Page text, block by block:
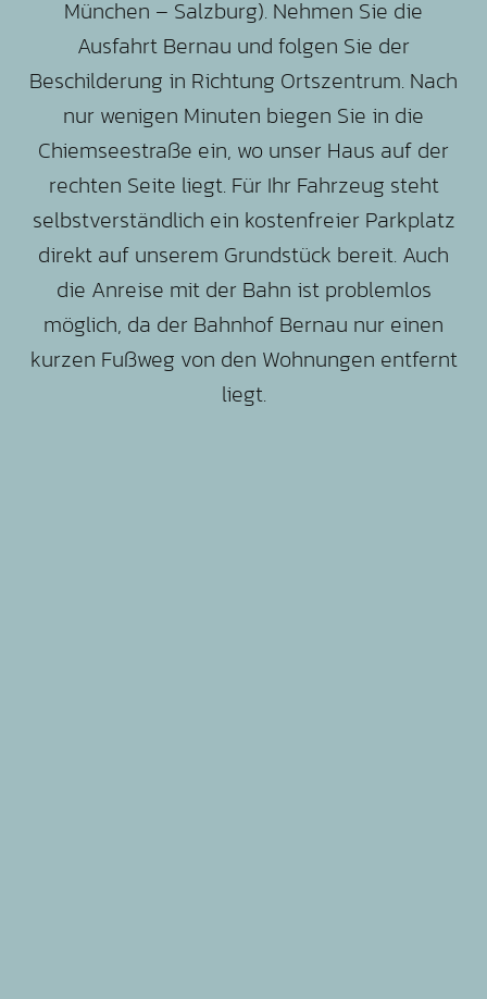
München – Salzburg). Nehmen Sie die
Ausfahrt Bernau und folgen Sie der
Beschilderung in Richtung Ortszentrum. Nach
nur wenigen Minuten biegen Sie in die
Chiemseestraße ein, wo unser Haus auf der
rechten Seite liegt. Für Ihr Fahrzeug steht
selbstverständlich ein kostenfreier Parkplatz
direkt auf unserem Grundstück bereit. Auch
die Anreise mit der Bahn ist problemlos
möglich, da der Bahnhof Bernau nur einen
kurzen Fußweg von den Wohnungen entfernt
liegt.